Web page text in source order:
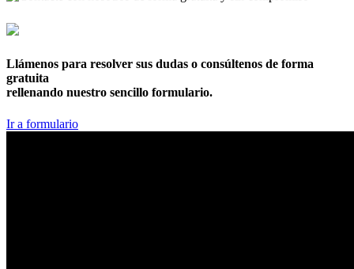
Llámenos para resolver sus dudas o consúltenos de forma
gratuita
rellenando nuestro sencillo formulario.
Ir a formulario